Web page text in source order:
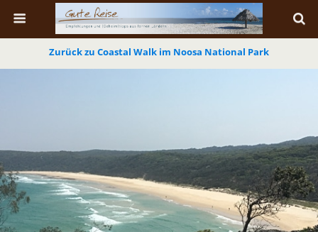
Zurück zu Coastal Walk im Noosa National Park